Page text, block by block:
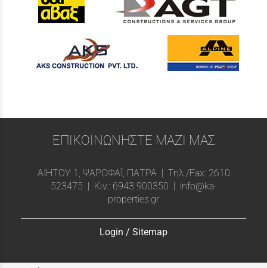
ΕΠΙΚΟΙΝΩΝΗΣΤΕ ΜΑΖΙ ΜΑΣ
ΑΙΗΤΟΥ 1, ΨΑΡΟΦΑΪ, ΠΑΤΡΑ | Τηλ./Fax: 2610
523475 | Κιν.: 6943 900350
info@ka-
properties.gr
Login / Sitemap